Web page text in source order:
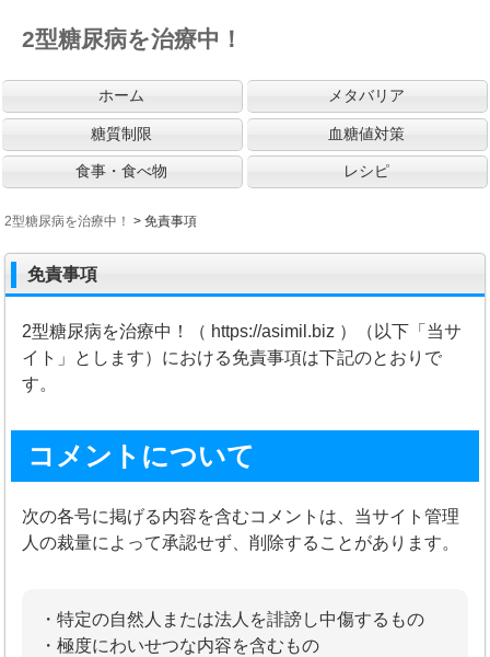
2型糖尿病を治療中！
ホーム メタバリア
糖質制限 血糖値対策
食事・食べ物 レシピ
2型糖尿病を治療中！ >免責事項
免責事項
2型糖尿病を治療中！（ https://asimil.biz ）（以下「当サ
イト」とします）における免責事項は下記のとおりで
す。
コメントについて
次の各号に掲げる内容を含むコメントは、当サイト管理
人の裁量によって承認せず、削除することがあります。
・特定の自然人または法人を誹謗し中傷するもの
・極度にわいせつな内容を含むもの